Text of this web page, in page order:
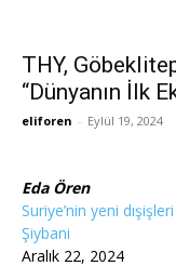
THY,
“Dünyanın İlk
eliforen - Eylül 19, 2024
Eda Ören
Suriye’nin yeni
Şiybani
Aralık 22, 2024